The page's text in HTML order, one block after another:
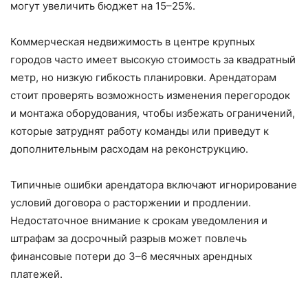
могут увеличить бюджет на 15–25%.
Коммерческая недвижимость в центре крупных
городов часто имеет высокую стоимость за квадратный
метр, но низкую гибкость планировки. Арендаторам
стоит проверять возможность изменения перегородок
и монтажа оборудования, чтобы избежать ограничений,
которые затруднят работу команды или приведут к
дополнительным расходам на реконструкцию.
Типичные ошибки арендатора включают игнорирование
условий договора о расторжении и продлении.
Недостаточное внимание к срокам уведомления и
штрафам за досрочный разрыв может повлечь
финансовые потери до 3–6 месячных арендных
платежей.